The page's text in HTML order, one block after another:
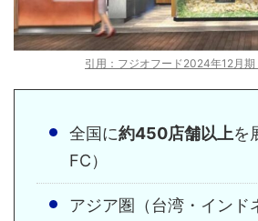
引用：フジオフード2024年12月
全国に約450店舗以上を
FC）
アジア圏（台湾・インド